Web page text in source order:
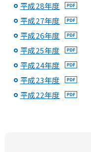
平成28年度
平成27年度
平成26年度
平成25年度
平成24年度
平成23年度
平成22年度